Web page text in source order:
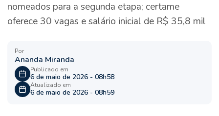
nomeados para a segunda etapa; certame
oferece 30 vagas e salário inicial de R$ 35,8 mil
Por
Ananda Miranda
Publicado em
6 de maio de 2026 - 08h58
Atualizado em
6 de maio de 2026 - 08h59